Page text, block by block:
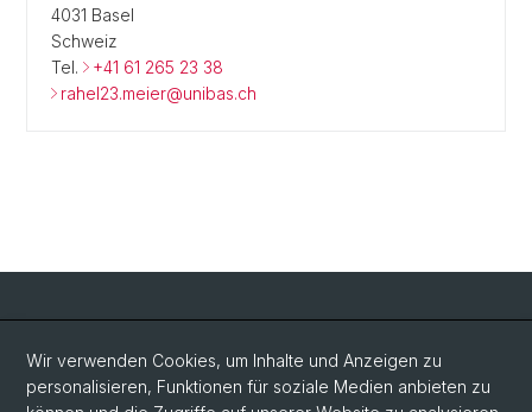
4031 Basel
Schweiz
Tel.
+41 61 265 23 38
rahel23.meier@unibas.ch
Social Media
LinkedIn
Wir verwenden Cookies, um Inhalte und Anzeigen zu
personalisieren, Funktionen für soziale Medien anbieten zu